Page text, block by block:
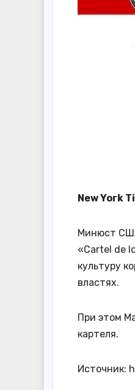
New York
Минюст
«Cartel de
культуру
властях.
При этом
картеля.
Источник: